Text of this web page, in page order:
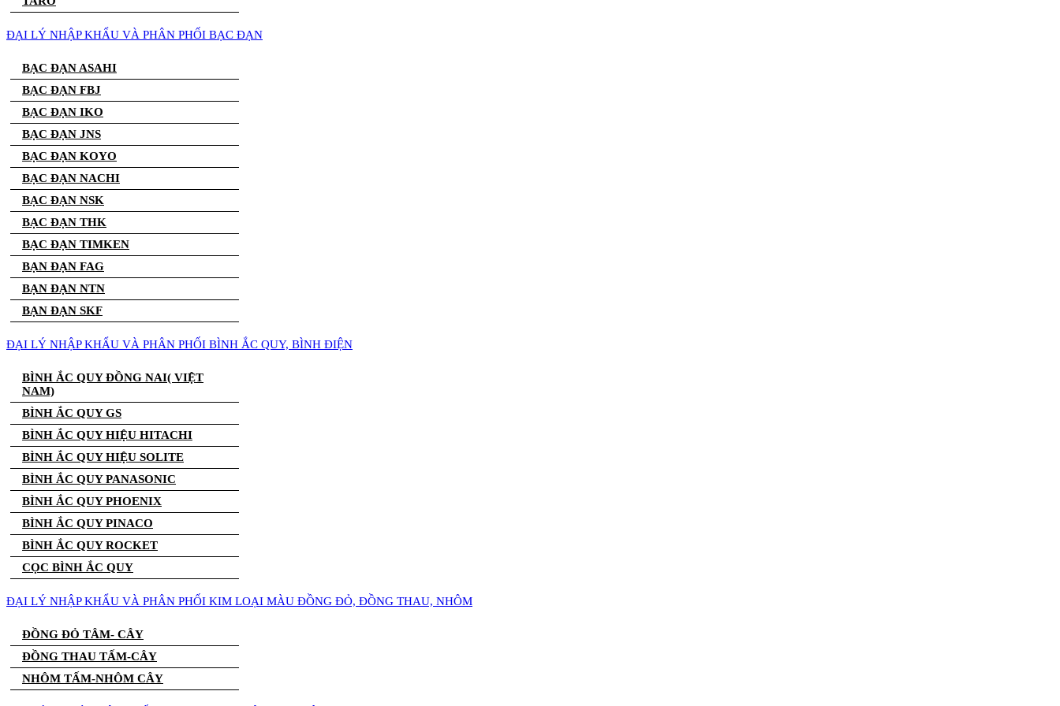
ĐẠI LÝ NHẬP KHẨU VÀ PHÂN PHỐI BẠC ĐẠN
BẠC ĐẠN ASAHI
BẠC ĐẠN FBJ
BẠC ĐẠN IKO
BẠC ĐẠN JNS
BẠC ĐẠN KOYO
BẠC ĐẠN NACHI
BẠC ĐẠN NSK
BẠC ĐẠN THK
BẠC ĐẠN TIMKEN
BẠN ĐẠN FAG
BẠN ĐẠN NTN
BẠN ĐẠN SKF
ĐẠI LÝ NHẬP KHẨU VÀ PHÂN PHỐI BÌNH ẮC QUY, BÌNH ĐIỆN
BÌNH ẮC QUY ĐỒNG NAI( VIỆT
NAM)
BÌNH ẮC QUY GS
BÌNH ẮC QUY HIỆU HITACHI
BÌNH ẮC QUY HIỆU SOLITE
BÌNH ẮC QUY PANASONIC
BÌNH ẮC QUY PHOENIX
BÌNH ẮC QUY PINACO
BÌNH ẮC QUY ROCKET
CỌC BÌNH ẮC QUY
ĐẠI LÝ NHẬP KHẨU VÀ PHÂN PHỐI KIM LOẠI MÀU ĐỒNG ĐỎ, ĐỒNG THAU, NHÔM
ĐỒNG ĐỎ TÂM- CÂY
ĐỒNG THAU TẤM-CÂY
NHÔM TẤM-NHÔM CÂY